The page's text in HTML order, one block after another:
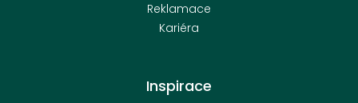
Reklamace
Kariéra
Inspirace